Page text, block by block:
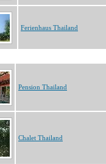
Ferienhaus Thailand
Pension Thailand
Chalet Thailand